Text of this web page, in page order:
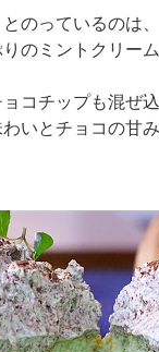
のっているのは
のミントクリーム
コチップも混ぜ
いとチョコの甘